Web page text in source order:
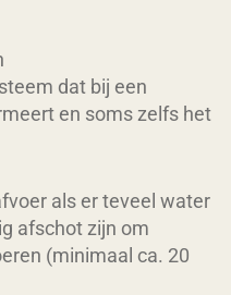
dat bij een
en soms zelfs het
als er teveel water
afschot zijn om
(minimaal ca. 20